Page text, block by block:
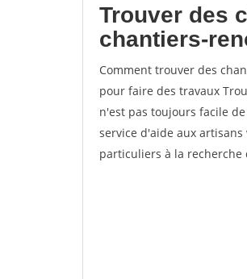
Trouver des
chantiers-
Comment trouver des
pour faire des travaux
n'est pas toujours facile
service d'aide aux
particuliers à la